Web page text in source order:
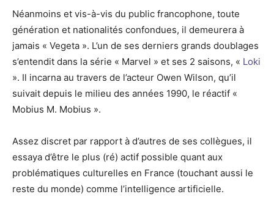
Néanmoins et vis-à-vis du public francophone, toute
génération et nationalités confondues, il demeurera à
jamais « Vegeta ». L’un de ses derniers grands doublages
s’entendit dans la série « Marvel » et ses 2 saisons, « Loki
». Il incarna au travers de l’acteur Owen Wilson, qu’il
suivait depuis le milieu des années 1990, le réactif «
Mobius M. Mobius ».
Assez discret par rapport à d’autres de ses collègues, il
essaya d’être le plus (ré) actif possible quant aux
problématiques culturelles en France (touchant aussi le
reste du monde) comme l’intelligence artificielle.